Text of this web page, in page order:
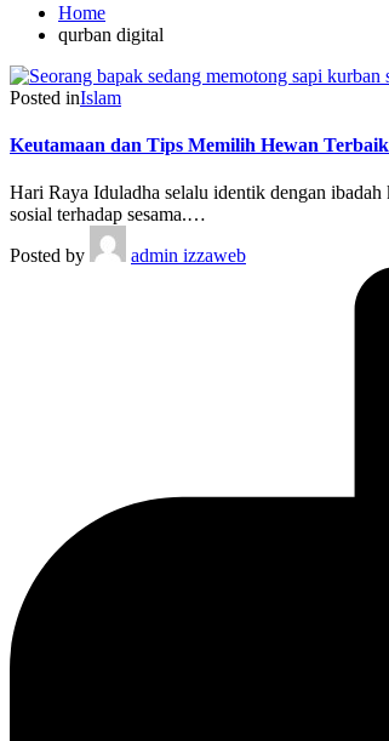
Home
qurban digital
Posted inIslam
Keutamaan dan Tips Memilih Hewan
Hari Raya Iduladha selalu identik dengan
sosial terhadap sesama.…
Posted by
admin izzaweb